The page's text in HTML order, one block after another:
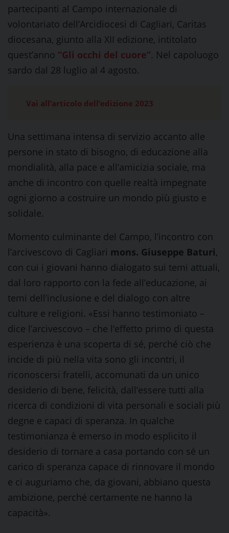
partecipanti al Campo internazionale di
volontariato dell’Arcidiocesi di Cagliari, Caritas
diocesana, giunto alla XII edizione, intitolato
quest’anno “Gli occhi del cuore”. Nel capoluogo
sardo dal 28 luglio al 4 agosto.
Vai all’articolo dell’edizione 2023
Una settimana intensa di servizio accanto alle
persone in stato di bisogno, di educazione alla
mondialità, alla pace e all’amicizia sociale, ma
anche di incontro con quelle realtà impegnate
ogni giorno a costruire un mondo più giusto e
solidale.
Momento culminante del Campo, l’incontro con
l’arcivescovo di Cagliari mons. Giuseppe Baturi,
con cui i giovani hanno dialogato sui temi attuali,
dal loro rapporto con la fede all’educazione, ai
temi dell’inclusione e del dialogo con altre
culture e religioni. «Essi hanno testimoniato –
dice l’arcivescovo – che l’effetto primo di questa
esperienza è una scoperta di sé, perché ciò che
incide di più nella vita sono gli incontri, il
riconoscersi fratelli, accomunati da un unico
desiderio di bene, felicità, dall’essere tutti alla
ricerca di condizioni di vita personali e sociali più
degne e capaci di speranza. In qualche
testimonianza è emerso in modo esplicito il
desiderio di tornare a casa portando con sé un
carico di speranza capace di rinnovare il mondo
e ci auguriamo che, da giovani, abbiano questa
ambizione, perché certamente ne hanno la
capacità».